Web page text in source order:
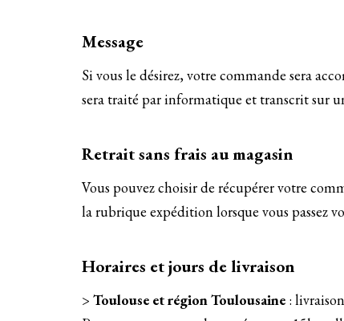
Message
Si vous le désirez, votre commande sera
sera traité par informatique et transcrit sur
Retrait sans frais au magasin
Vous pouvez choisir de récupérer votre
la rubrique expédition lorsque vous passez
Horaires et jours de livraison
> Toulouse et région Toulousaine :